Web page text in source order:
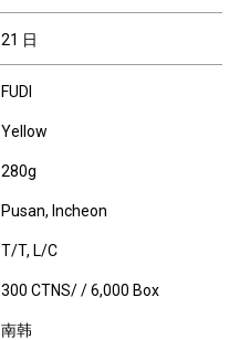
21 日
FUDI
Yellow
280g
Pusan, Incheon
T/T, L/C
300 CTNS/ / 6,000 Box
南韩